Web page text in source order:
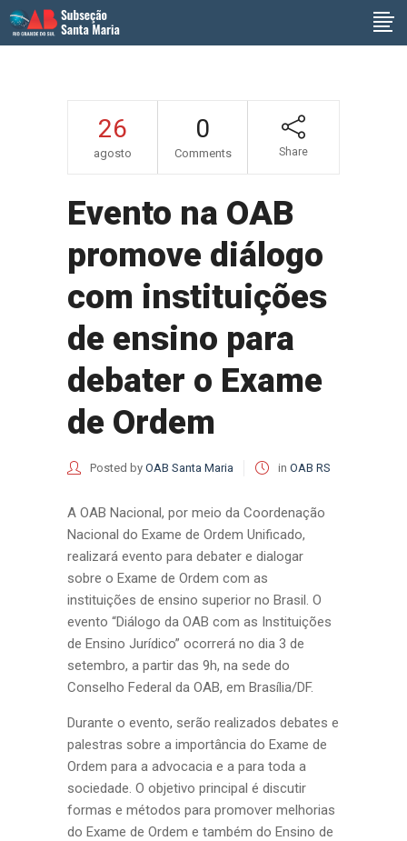
26
agosto
0
Comments Share
Evento na OAB
promove diálogo
com instituições
de ensino para
debater o Exame
de Ordem
Posted by OAB Santa Maria in OAB RS
A OAB Nacional, por meio da Coordenação
Nacional do Exame de Ordem Unificado,
realizará evento para debater e dialogar
sobre o Exame de Ordem com as
instituições de ensino superior no Brasil. O
evento “Diálogo da OAB com as Instituições
de Ensino Jurídico” ocorrerá no dia 3 de
setembro, a partir das 9h, na sede do
Conselho Federal da OAB, em Brasília/DF.
Durante o evento, serão realizados debates e
palestras sobre a importância do Exame de
Ordem para a advocacia e a para toda a
sociedade. O objetivo principal é discutir
formas e métodos para promover melhorias
do Exame de Ordem e também do Ensino de